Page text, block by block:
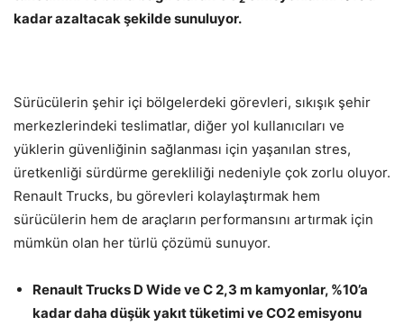
kadar azaltacak şekilde sunuluyor.
Sürücülerin şehir içi bölgelerdeki görevleri, sıkışık şehir
merkezlerindeki teslimatlar, diğer yol kullanıcıları ve
yüklerin güvenliğinin sağlanması için yaşanılan stres,
üretkenliği sürdürme gerekliliği nedeniyle çok zorlu oluyor.
Renault Trucks, bu görevleri kolaylaştırmak hem
sürücülerin hem de araçların performansını artırmak için
mümkün olan her türlü çözümü sunuyor.
Renault Trucks D Wide ve C 2,3 m kamyonlar, %10’a
kadar daha düşük yakıt tüketimi ve CO2 emisyonu